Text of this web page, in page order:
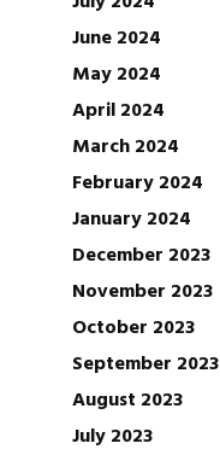
June 2024
May 2024
April 2024
March 2024
February 2024
January 2024
December 2023
November 2023
October 2023
September 2023
August 2023
July 2023